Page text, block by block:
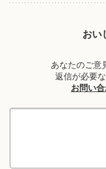
おい
あなたのご意
返信が必要
お問い